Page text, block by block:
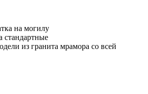
на могилу
стандартные
из гранита мрамора со всей